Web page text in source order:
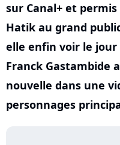
sur Canal+ et
Hatik au grand
elle enfin voir le
Franck Gastambide
nouvelle dans une
personnages